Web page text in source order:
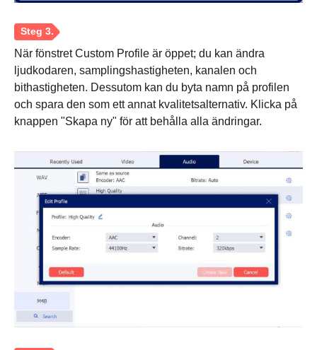
Steg 2.
När fönstret Custom Profile är öppet; du kan ändra
ljudkodaren, samplingshastigheten, kanalen och
bithastigheten. Dessutom kan du byta namn på profilen
och spara den som ett annat kvalitetsalternativ. Klicka på
knappen "Skapa ny" för att behålla alla ändringar.